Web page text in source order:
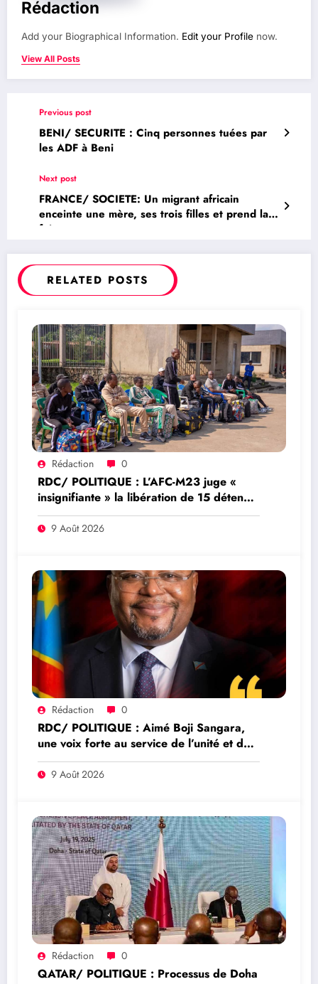
Rédaction
Add your Biographical Information. Edit your Profile now.
View All Posts
Previous post
BENI/ SECURITE : Cinq personnes tuées par
les ADF à Beni
Next post
FRANCE/ SOCIETE: Un migrant africain
enceinte une mère, ses trois filles et prend la
fuite
RELATED POSTS
Rédaction 0
RDC/ POLITIQUE : L’AFC-M23 juge «
insignifiante » la libération de 15 détenus
par Kinshasa
9 Août 2026
Rédaction 0
RDC/ POLITIQUE : Aimé Boji Sangara,
une voix forte au service de l’unité et de
la République
9 Août 2026
Rédaction 0
QATAR/ POLITIQUE : Processus de Doha